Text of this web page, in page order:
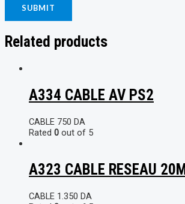
Related products
A334 CABLE AV PS2
CABLE 750 DA
Rated 0 out of 5
A323 CABLE RESEAU 20M
CABLE 1.350 DA